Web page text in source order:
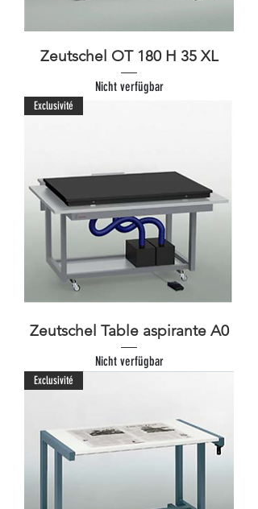
Zeutschel OT 180 H 35 XL
Nicht verfügbar
Exclusivité
Zeutschel Table aspirante A0
Nicht verfügbar
Exclusivité